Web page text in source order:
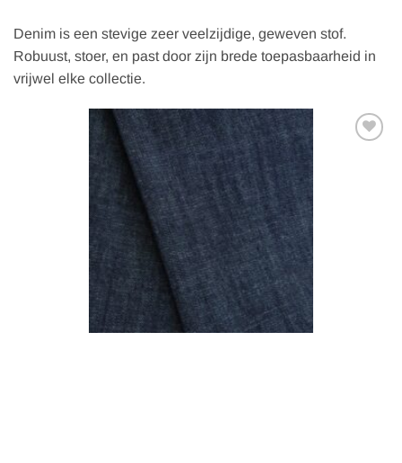
Denim is een stevige zeer veelzijdige, geweven stof.
Robuust, stoer, en past door zijn brede toepasbaarheid in
vrijwel elke collectie.